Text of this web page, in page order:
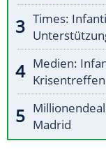
Times:
Medien:
Krisentreffen
Madrid